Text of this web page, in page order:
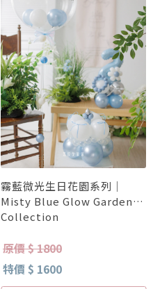
霧藍微光生日花園系列｜
Misty Blue Glow Garden
Collection
原價 $ 1800
特價 $ 1600